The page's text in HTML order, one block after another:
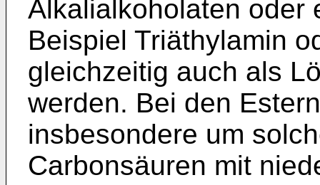
Alkalialkoholaten oder
Beispiel Triäthylamin
gleichzeitig auch als
werden. Bei den
insbesondere um
Carbonsäuren mit